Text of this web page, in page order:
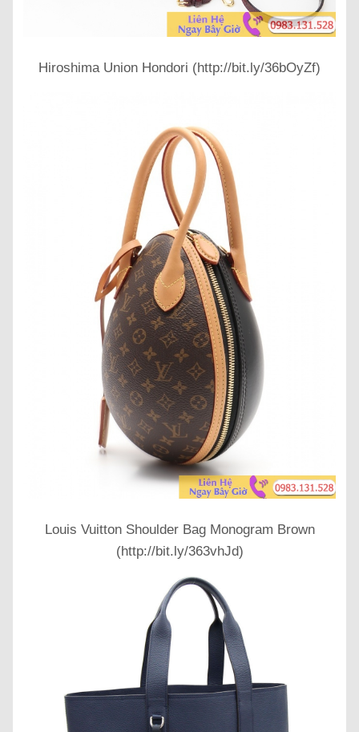
Hiroshima Union Hondori (http://bit.ly/36bOyZf)
Louis Vuitton Shoulder Bag Monogram Brown
(http://bit.ly/363vhJd)